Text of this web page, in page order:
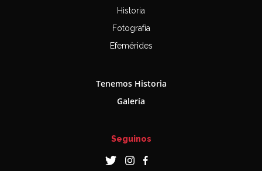
Historia
Fotografía
Efemérides
Tenemos Historia
Galería
Seguinos